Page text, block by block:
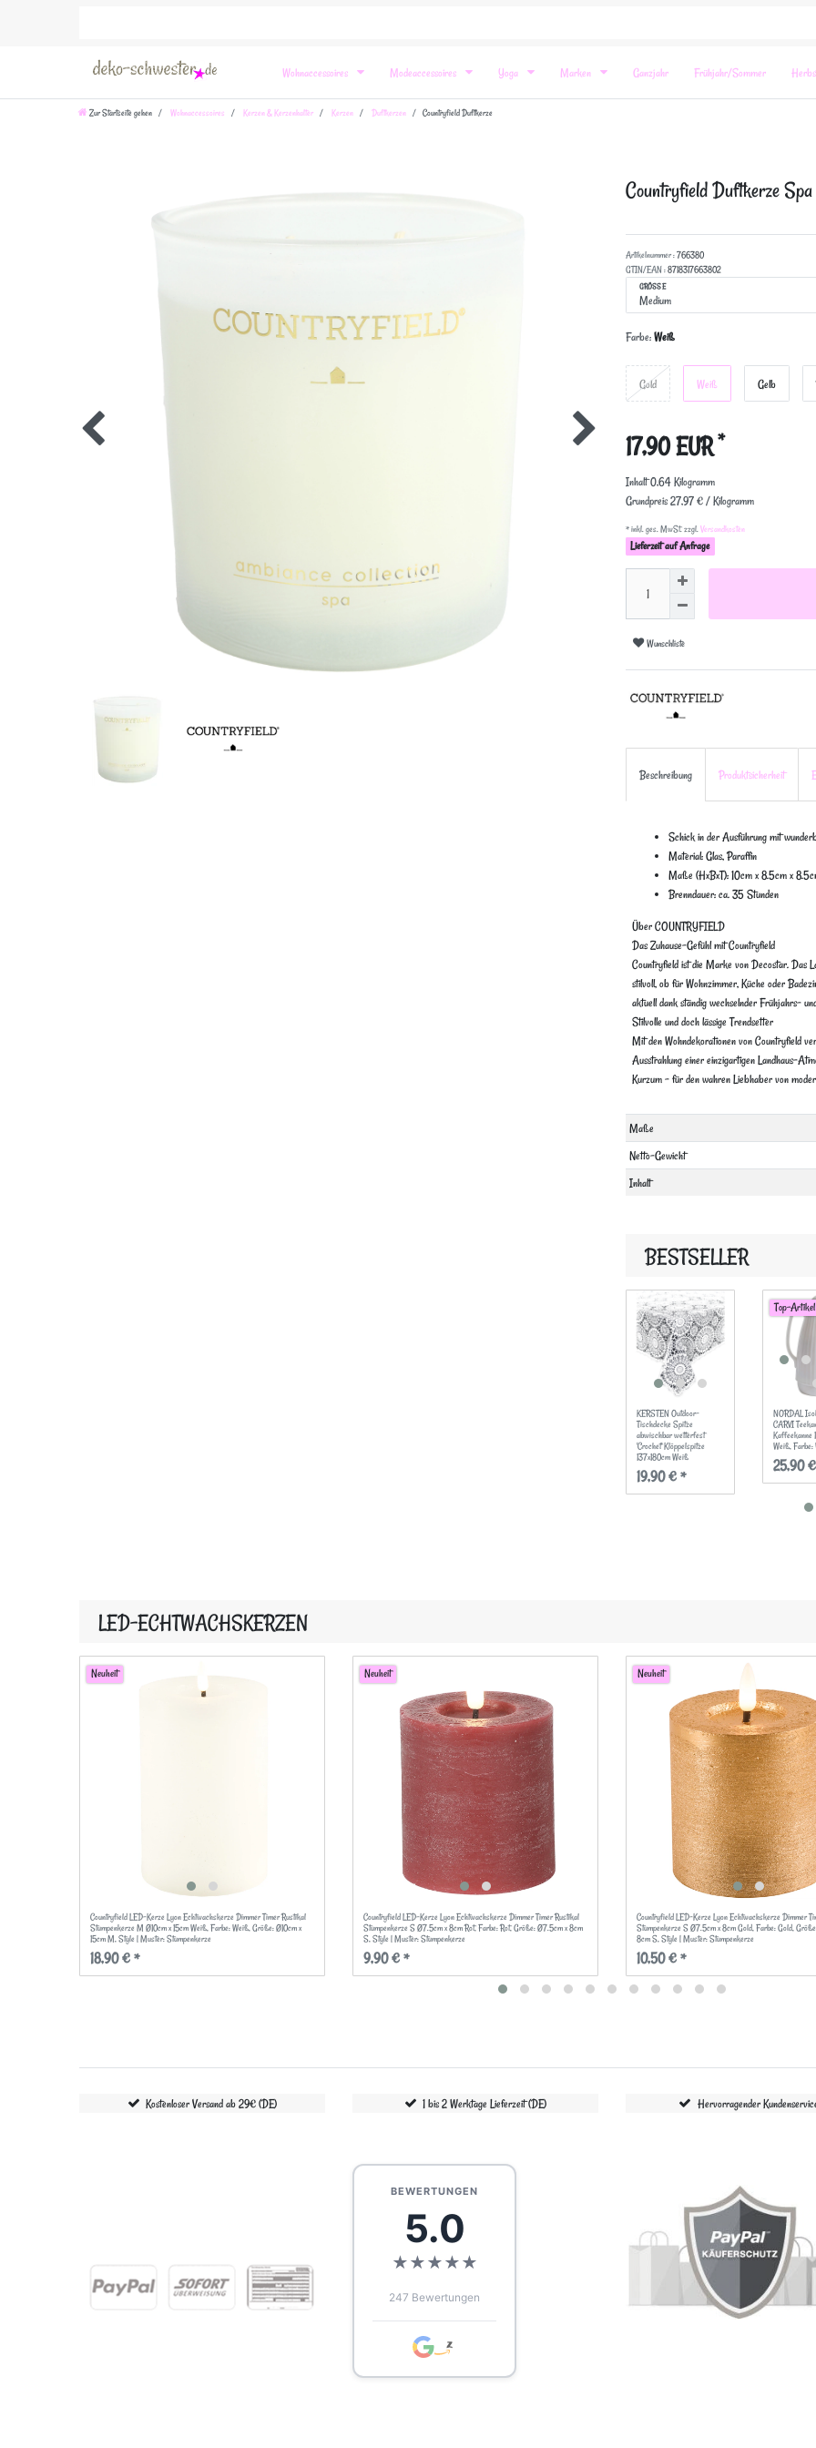
Wohnaccessoires Modeaccessoires Yoga Marken Ganzjahr Frühjahr/Sommer
Zur Startseite gehen Wohnaccessoires Kerzen & Kerzenhalter Kerzen Duftkerzen Countryfield Duftkerze
Countryfield Duftkerze
Artikelnummer :766380
GTIN/EAN :8718317663802
GRÖSSE
Farbe:Weiß
Gold Weiß Gelb
17,90 EUR*
Inhalt0,64Kilogramm
Grundpreis27,97 € / Kilogramm
* inkl. ges. MwSt. zzgl.Versandkosten
Lieferzeit auf Anfrage
Wunschliste
Beschreibung Produktsicherheit
Schick in der Ausführung mit
Material: Glas, Paraffin
Maße (HxBxT): 10cm x 8.5cm x
Brenndauer: ca. 35 Stunden
Über COUNTRYFIELD
Das Zuhause-Gefühl mit Countryfield
Countryfield ist die Marke von Decostar. Das
stilvoll, ob für Wohnzimmer, Küche oder
aktuell dank ständig wechselnder Frühjahrs-
Stilvolle und doch lässige Trendsetter
Mit den Wohndekorationen von Countryfield
Ausstrahlung einer einzigartigen Landhaus-
Kurzum – für den wahren Liebhaber von
Technisches
Merkmal
Wert
Maße
Netto-Gewicht
Inhalt
BESTSELLER
KERSTEN Outdoor-
Tischdecke Spitze
abwischbar wetterfest
'Crochet' Klöppelspitze
137x180cm Weiß
19,90 € *
Top-Artikel
NORDAL
CARVI
Kaffeekanne
Weiß, Farbe:
25,90
LED-ECHTWACHSKERZEN
Neuheit
Countryfield LED-Kerze Lyon Echtwachskerze Dimmer Timer Rustikal
Stumpenkerze M Ø10cm x 15cm Weiß, Farbe: Weiß, Größe: Ø10cm x
15cm M, Style | Muster: Stumpenkerze
18,90 € *
Neuheit
Countryfield LED-Kerze Lyon Echtwachskerze Dimmer Timer Rustikal
Stumpenkerze S Ø7.5cm x 8cm Rot, Farbe: Rot, Größe: Ø7.5cm x 8cm
S, Style | Muster: Stumpenkerze
9,90 € *
Neuheit
Countryfield LED-Kerze Lyon Echtwachskerze Dimmer
Stumpenkerze S Ø7.5cm x 8cm Gold, Farbe: Gold,
8cm S, Style | Muster: Stumpenkerze
10,50 € *
Kostenloser Versand ab 29€ (DE) 1 bis 2 Werktage Lieferzeit (DE) Hervorragender
BEWERTUNGEN
5.0
★★★★★
247 Bewertungen